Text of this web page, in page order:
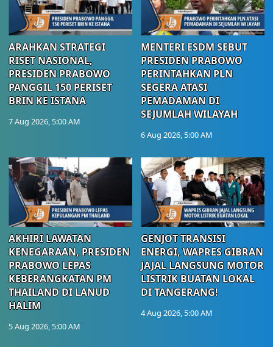
ARAHKAN STRATEGI
RISET NASIONAL,
PRESIDEN PRABOWO
PANGGIL 150 PERISET
BRIN KE ISTANA
7 Aug 2026, 5:00 AM
MENTERI ESDM SEBUT
PRESIDEN PRABOWO
PERINTAHKAN PLN
SEGERA ATASI
PEMADAMAN DI
SEJUMLAH WILAYAH
6 Aug 2026, 5:00 AM
AKHIRI LAWATAN
KENEGARAAN, PRESIDEN
PRABOWO LEPAS
KEBERANGKATAN PM
THAILAND DI LANUD
HALIM
5 Aug 2026, 5:00 AM
GENJOT TRANSISI
ENERGI, WAPRES GIBRAN
JAJAL LANGSUNG MOTOR
LISTRIK BUATAN LOKAL
DI TANGERANG!
4 Aug 2026, 5:00 AM